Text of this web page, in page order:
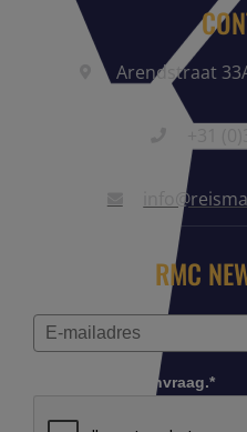
Arendstraat
RMC
Controleer je aanvraag.*